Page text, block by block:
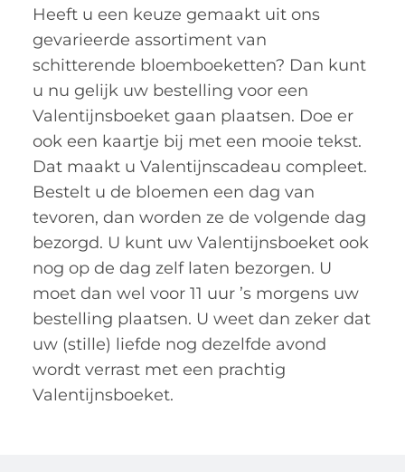
Heeft u een keuze gemaakt uit ons
gevarieerde assortiment van
schitterende bloemboeketten? Dan kunt
u nu gelijk uw bestelling voor een
Valentijnsboeket gaan plaatsen. Doe er
ook een kaartje bij met een mooie tekst.
Dat maakt u Valentijnscadeau compleet.
Bestelt u de bloemen een dag van
tevoren, dan worden ze de volgende dag
bezorgd. U kunt uw Valentijnsboeket ook
nog op de dag zelf laten bezorgen. U
moet dan wel voor 11 uur ’s morgens uw
bestelling plaatsen. U weet dan zeker dat
uw (stille) liefde nog dezelfde avond
wordt verrast met een prachtig
Valentijnsboeket.